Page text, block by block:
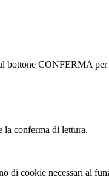
bottone CONFERMA
la conferma di lettura.
di cookie necessari al